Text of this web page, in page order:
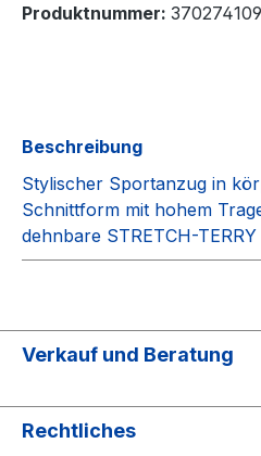
Produktnummer: 370274109
Beschreibung
Stylischer Sportanzug in
Schnittform mit hohem
dehnbare STRETCH-
Verkauf und Beratung
Rechtliches